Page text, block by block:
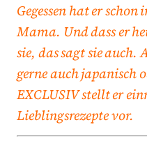
Gegessen hat er
Mama. Und dass er
sie, das sagt sie
gerne auch japanisch
EXCLUSIV stellt er
Lieblingsrezepte vor.